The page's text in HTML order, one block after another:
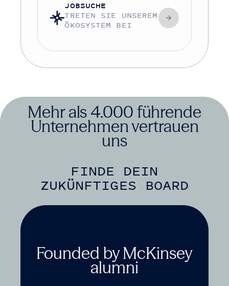
JOBSUCHE
TRETEN SIE UNSEREM
ÖKOSYSTEM BEI
Mehr als 4.000 führende
Unternehmen vertrauen
uns
FINDE DEIN
ZUKÜNFTIGES BOARD
Founded by McKinsey
alumni